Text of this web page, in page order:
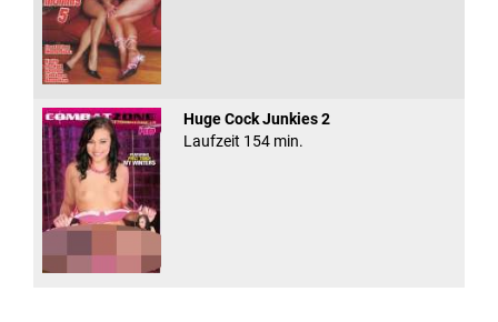
Huge Cock Junkies 2
Laufzeit 154 min.